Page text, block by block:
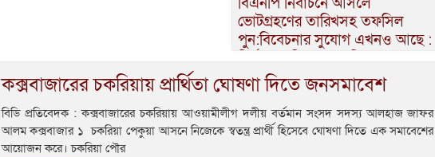
ভোটগ্রহণের তারিখসহ তফসিল
পুন:বিবেচনার সুযোগ এখনও আছে :
কক্সবাজারের চকরিয়ায় প্রার্থিতা ঘোষণা দিতে জনসমাবেশ
বিডি প্রতিবেদক : কক্সবাজারের চকরিয়ায় আওয়ামীলীগ দলীয় বর্তমান সংসদ সদস্য আলহাজ জাফর
আলম কক্সবাজার ১ চকরিয়া পেকুয়া আসনে নিজেকে স্বতন্ত্র প্রার্থী হিসেবে ঘোষণা দিতে এক সমাবেশের
আয়োজন করে। চকরিয়া পৌর